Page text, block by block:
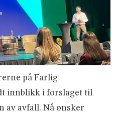
på Farlig
innblikk i forslaget til
av avfall. Nå ønsker